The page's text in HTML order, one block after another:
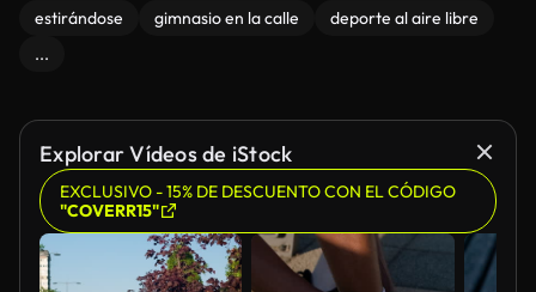
estirándose gimnasio en la calle
deporte al aire libre
...
Explorar Vídeos de iStock
EXCLUSIVO - 15% DE DESCUENTO CON EL CÓDIGO
"COVERR15"